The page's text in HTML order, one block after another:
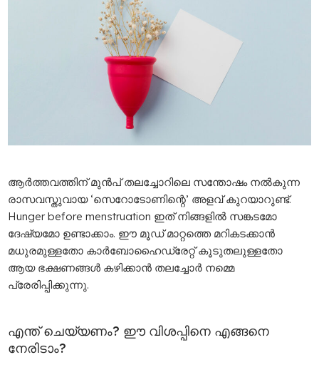
ആർത്തവത്തിന് മുൻപ് തലച്ചോറിലെ സന്തോഷം നൽകുന്ന
രാസവസ്തുവായ ‘സെറോടോണിന്റെ’ അളവ് കുറയാറുണ്ട്.
Hunger before menstruation ഇത് നിങ്ങളിൽ സങ്കടമോ
ദേഷ്യമോ ഉണ്ടാക്കാം. ഈ മൂഡ് മാറ്റത്തെ മറികടക്കാൻ
മധുരമുള്ളതോ കാർബോഹൈഡ്രേറ്റ് കൂടുതലുള്ളതോ
ആയ ഭക്ഷണങ്ങൾ കഴിക്കാൻ തലച്ചോർ നമ്മെ
പ്രേരിപ്പിക്കുന്നു.
എന്ത് ചെയ്യണം? ഈ വിശപ്പിനെ എങ്ങനെ
നേരിടാം?